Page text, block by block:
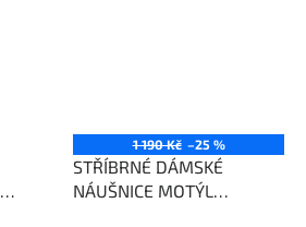
1 190 Kč –25 %
STŘÍBRNÉ DÁMSKÉ
NÁUŠNICE MOTÝL